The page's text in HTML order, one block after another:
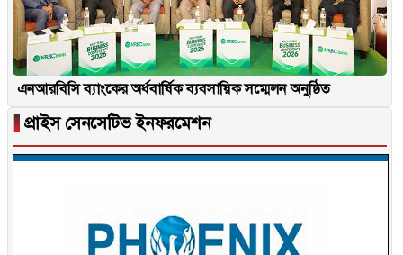
এনআরবিসি ব্যাংকের অর্ধবার্ষিক ব্যবসায়িক সম্মেলন অনুষ্ঠিত
▐ প্রাইস সেনসেটিভ ইনফরমেশন